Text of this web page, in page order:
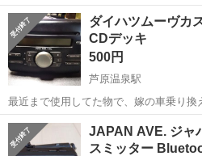
レーターや検査作業！未経験活躍中★カ
赴任旅費会社負担★嬉しい無料送迎◎正
通勤OK！無料駐車場完備！《長野県茅...
長野 茅野市 茅野駅 その他
ダイハツムーヴカス
CDデッキ
500円
芦原温泉駅
最近まで使用してた物で、嫁の車乗り換
ナビを自分の車に取り付けた為、出品し
す。もし、欲しい方いらっしゃったら、
福井 あわら市
JAPAN AVE. ジャ
スミッター